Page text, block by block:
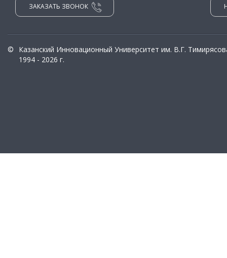
ЗАКАЗАТЬ ЗВОНОК
©
Казанский Инновационный Университет им. В.Г.
1994 - 2026 г.